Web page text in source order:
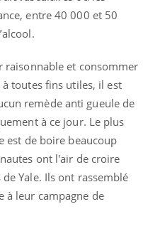
entre 40 000 et 50
raisonnable et consommer
à toutes fins utiles, il est
remède anti gueule de
à ce jour. Le plus
est de boire beaucoup
ont l'air de croire
Yale. Ils ont rassemblé
à leur campagne de